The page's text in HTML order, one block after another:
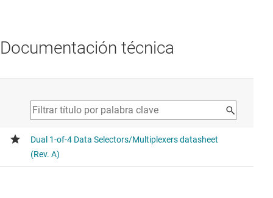
Documentación técnica